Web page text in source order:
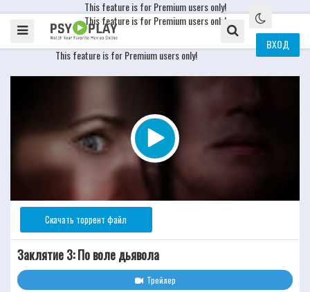
This feature is for Premium users only!
This feature is for Premium users only!
ВХОД
This feature is for Premium users only!
Скачать торрент файл
Заклятие 3: По воле дьявола
Трейлер